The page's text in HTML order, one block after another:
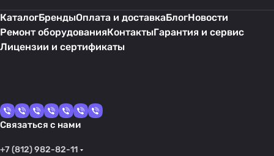
КаталогБрендыОплата и доставкаБлогНовости
Ремонт оборудованияКонтактыГарантия и сервис
Лицензии и сертификаты
Связаться с нами
+7 (812) 982-82-11